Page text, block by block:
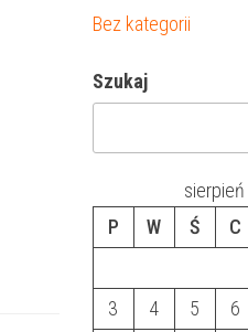
Bez kategorii
Szukaj
P
W Ś C
3
4 5 6